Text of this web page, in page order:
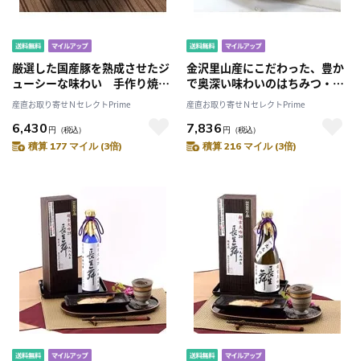
厳選した国産豚を熟成させたジ
ューシーな味わい 手作り焼豚
2本入り 焼豚屋本舗・石川県
産直お取り寄せＮセレクトPrime
6,430 円 （税込）
積算 177 マイル (3倍)
金沢里山産にこだわった、豊か
で奥深い味わいのはちみつ・金
澤里山はちみつ詰合せ しずく
工房・石川県
産直お取り寄せＮセレクトPrime
7,836 円 （税込）
積算 216 マイル (3倍)